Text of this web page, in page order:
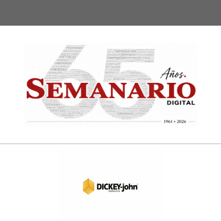
Digital